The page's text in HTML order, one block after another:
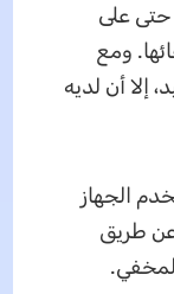
حتى على
ومع
إلا أن لديه
الجهاز
طريق